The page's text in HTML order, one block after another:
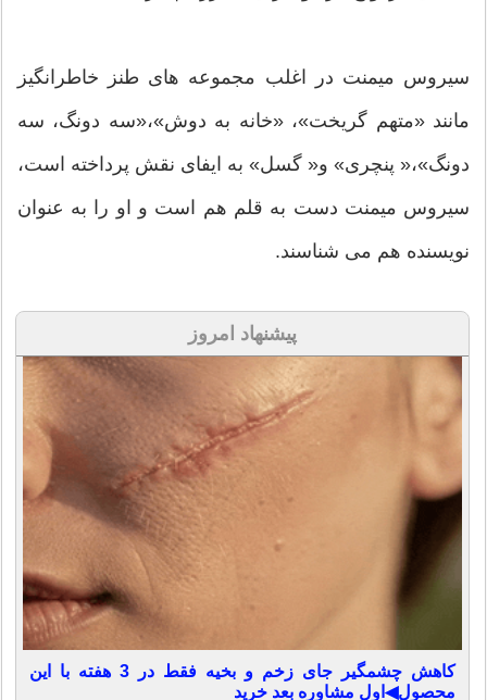
سیروس میمنت در اغلب مجموعه های طنز خاطرانگیز
مانند «متهم گریخت»، «خانه به دوش»،«سه دونگ، سه
دونگ»،« پنچری» و« گسل» به ایفای نقش پرداخته است،
سیروس میمنت دست به قلم هم است و او را به عنوان
نویسنده هم می شناسند.
پیشنهاد امروز
کاهش چشمگیر جای زخم و بخیه فقط در 3 هفته با این
محصول◀اول مشاوره بعد خرید